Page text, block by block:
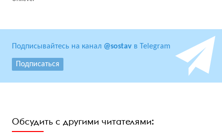
Подписывайтесь на канал @sostav в Telegram
Подписаться
Обсудить с другими читателями: